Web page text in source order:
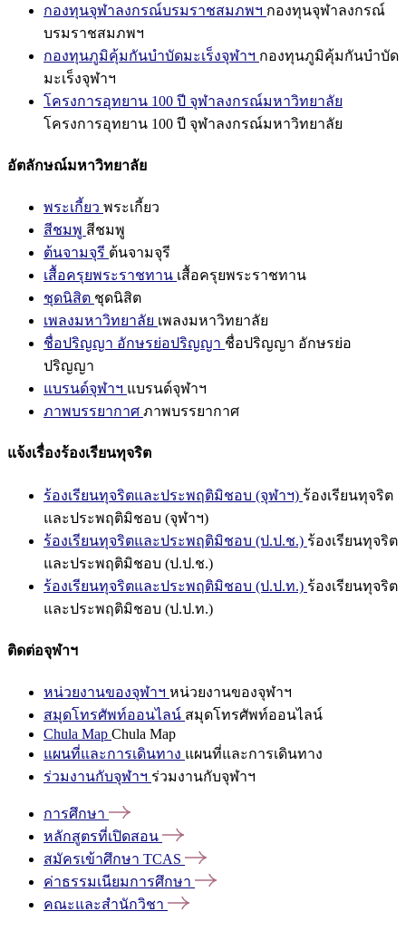
กองทุนจุฬาลงกรณ์บรมราชสมภพฯ กองทุนจุฬาลงกรณ์
บรมราชสมภพฯ
กองทุนภูมิคุ้มกันบำบัดมะเร็งจุฬาฯ กองทุนภูมิคุ้มกันบำบัด
มะเร็งจุฬาฯ
โครงการอุทยาน 100 ปี จุฬาลงกรณ์มหาวิทยาลัย
โครงการอุทยาน 100 ปี จุฬาลงกรณ์มหาวิทยาลัย
อัตลักษณ์มหาวิทยาลัย
พระเกี้ยว พระเกี้ยว
สีชมพู สีชมพู
ต้นจามจุรี ต้นจามจุรี
เสื้อครุยพระราชทาน เสื้อครุยพระราชทาน
ชุดนิสิต ชุดนิสิต
เพลงมหาวิทยาลัย เพลงมหาวิทยาลัย
ชื่อปริญญา อักษรย่อปริญญา ชื่อปริญญา อักษรย่อ
ปริญญา
แบรนด์จุฬาฯ แบรนด์จุฬาฯ
ภาพบรรยากาศ ภาพบรรยากาศ
แจ้งเรื่องร้องเรียนทุจริต
ร้องเรียนทุจริตและประพฤติมิชอบ (จุฬาฯ) ร้องเรียนทุจริต
และประพฤติมิชอบ (จุฬาฯ)
ร้องเรียนทุจริตและประพฤติมิชอบ (ป.ป.ช.) ร้องเรียนทุจริต
และประพฤติมิชอบ (ป.ป.ช.)
ร้องเรียนทุจริตและประพฤติมิชอบ (ป.ป.ท.) ร้องเรียนทุจริต
และประพฤติมิชอบ (ป.ป.ท.)
ติดต่อจุฬาฯ
หน่วยงานของจุฬาฯ หน่วยงานของจุฬาฯ
สมุดโทรศัพท์ออนไลน์ สมุดโทรศัพท์ออนไลน์
Chula Map Chula Map
แผนที่และการเดินทาง แผนที่และการเดินทาง
ร่วมงานกับจุฬาฯ ร่วมงานกับจุฬาฯ
การศึกษา
หลักสูตรที่เปิดสอน
สมัครเข้าศึกษา TCAS
ค่าธรรมเนียมการศึกษา
คณะและสำนักวิชา